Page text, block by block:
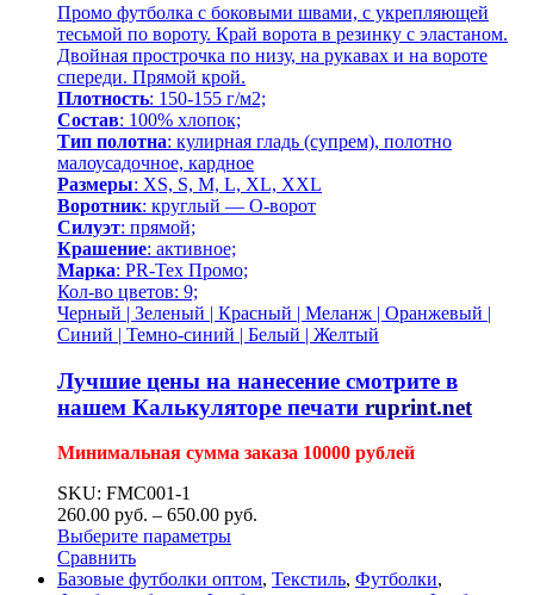
Промо футболка с боковыми швами, с укрепляющей
тесьмой по вороту. Край ворота в резинку с эластаном.
Двойная прострочка по низу, на рукавах и на вороте
спереди. Прямой крой.
Плотность: 150-155 г/м2;
Состав: 100% хлопок;
Тип полотна: кулирная гладь (супрем), полотно
малоусадочное, кардное
Размеры: XS, S, M, L, XL, XXL
Воротник: круглый — О-ворот
Силуэт: прямой;
Крашение: активное;
Марка: PR-Tex Промо;
Кол-во цветов: 9;
Черный | Зеленый | Красный | Меланж | Оранжевый |
Синий | Темно-синий | Белый | Желтый
Лучшие цены на нанесение смотрите в
нашем Калькуляторе печати ruprint.net
Минимальная сумма заказа 10000 рублей
SKU: FMC001-1
260.00 руб. – 650.00 руб.
Выберите параметры
Сравнить
Базовые футболки оптом, Текстиль, Футболки,